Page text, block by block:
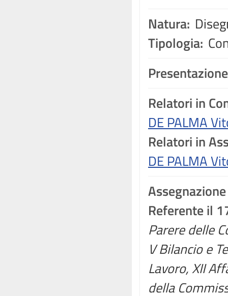
Natura:
Tipologia:
Relatori in
DE PALMA
Relatori in
DE PALMA
Assegnazione
Referente il
Parere delle
V Bilancio e
Lavoro, XII
della